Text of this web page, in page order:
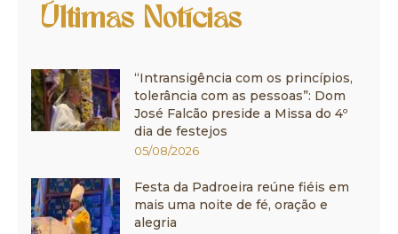
Últimas Notícias
“Intransigência com os princípios,
tolerância com as pessoas”: Dom
José Falcão preside a Missa do 4º
dia de festejos
05/08/2026
Festa da Padroeira reúne fiéis em
mais uma noite de fé, oração e
alegria